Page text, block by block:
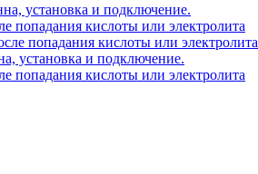
установка и подключение.
попадания кислоты или электролита
попадания кислоты или электролита
установка и подключение.
попадания кислоты или электролита